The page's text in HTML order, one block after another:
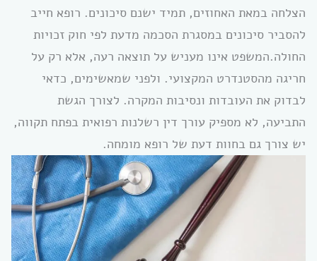
הצלחה במאת האחוזים, תמיד ישנם סיכונים. רופא חייב
להסביר סיכונים במסגרת הסכמה מדעת לפי חוק זכויות
החולה.המשפט אינו מעניש על תוצאה רעה, אלא רק על
חריגה מהסטנדרט המקצועי. ולפני שמאשימים, כדאי
לבדוק את העובדות ונסיבות המקרה. לצורך הגשת
התביעה, לא מספיק עורך דין רשלנות רפואית בפתח תקווה,
יש צורך גם בחוות דעת של רופא מומחה.